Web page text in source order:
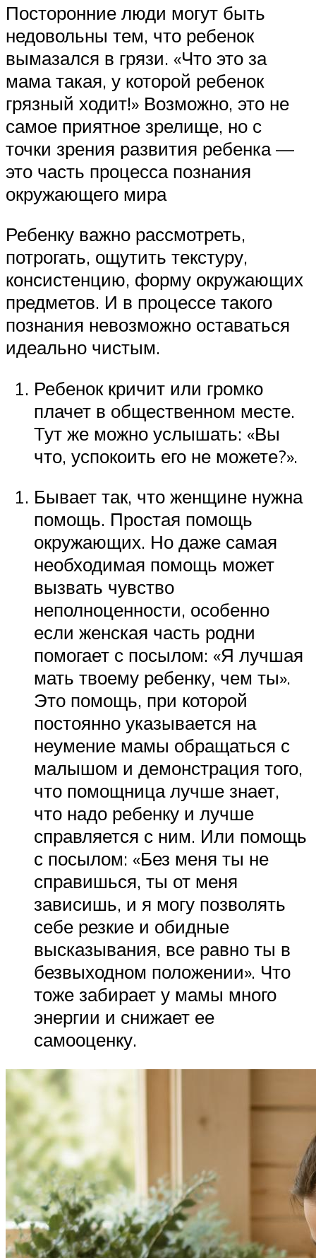
Посторонние люди могут быть
недовольны тем, что ребенок
вымазался в грязи. «Что это за
мама такая, у которой ребенок
грязный ходит!» Возможно, это не
самое приятное зрелище, но с
точки зрения развития ребенка —
это часть процесса познания
окружающего мира
Ребенку важно рассмотреть,
потрогать, ощутить текстуру,
консистенцию, форму окружающих
предметов. И в процессе такого
познания невозможно оставаться
идеально чистым.
Ребенок кричит или громко
плачет в общественном месте.
Тут же можно услышать: «Вы
что, успокоить его не можете?».
Бывает так, что женщине нужна
помощь. Простая помощь
окружающих. Но даже самая
необходимая помощь может
вызвать чувство
неполноценности, особенно
если женская часть родни
помогает с посылом: «Я лучшая
мать твоему ребенку, чем ты».
Это помощь, при которой
постоянно указывается на
неумение мамы обращаться с
малышом и демонстрация того,
что помощница лучше знает,
что надо ребенку и лучше
справляется с ним. Или помощь
с посылом: «Без меня ты не
справишься, ты от меня
зависишь, и я могу позволять
себе резкие и обидные
высказывания, все равно ты в
безвыходном положении». Что
тоже забирает у мамы много
энергии и снижает ее
самооценку.